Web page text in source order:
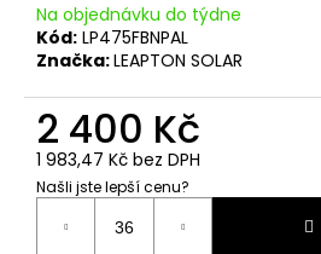
Na objednávku do týdne
Kód: LP475FBNPAL
Značka:LEAPTON SOLAR
2 400 Kč
1 983,47 Kč bez DPH
Našli jste lepší cenu?
Měrná
cena:
M8X25
Kč